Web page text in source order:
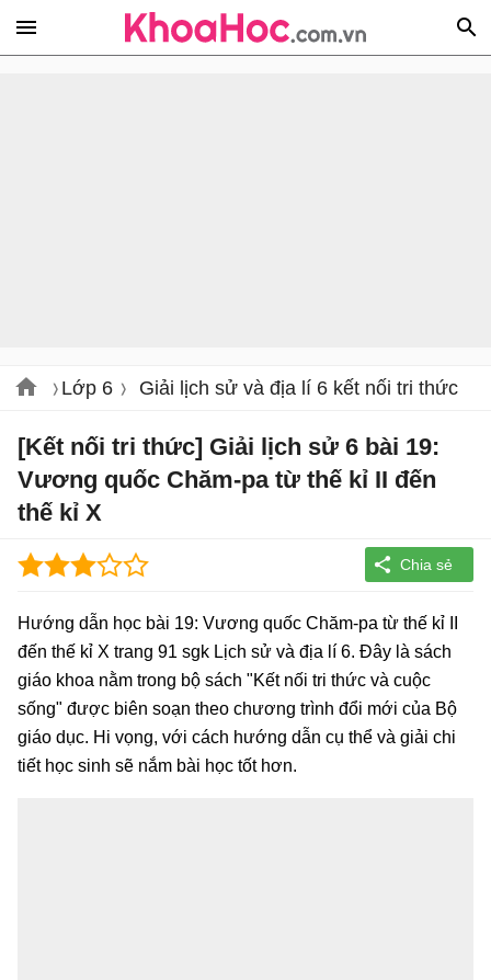
Lớp 6 Giải lịch sử và địa lí 6 kết nối tri thức
[Kết nối tri thức] Giải lịch sử 6 bài 19:
Vương quốc Chăm-pa từ thế kỉ II đến
thế kỉ X
Hướng dẫn học bài 19: Vương quốc Chăm-pa từ thế kỉ II
đến thế kỉ X trang 91 sgk Lịch sử và địa lí 6. Đây là sách
giáo khoa nằm trong bộ sách "Kết nối tri thức và cuộc
sống" được biên soạn theo chương trình đổi mới của Bộ
giáo dục. Hi vọng, với cách hướng dẫn cụ thể và giải chi
tiết học sinh sẽ nắm bài học tốt hơn.